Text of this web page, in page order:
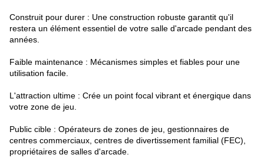
Construit pour durer : Une construction robuste garantit qu'il
restera un élément essentiel de votre salle d'arcade pendant des
années.
Faible maintenance : Mécanismes simples et fiables pour une
utilisation facile.
L'attraction ultime : Crée un point focal vibrant et énergique dans
votre zone de jeu.
Public cible : Opérateurs de zones de jeu, gestionnaires de
centres commerciaux, centres de divertissement familial (FEC),
propriétaires de salles d'arcade.